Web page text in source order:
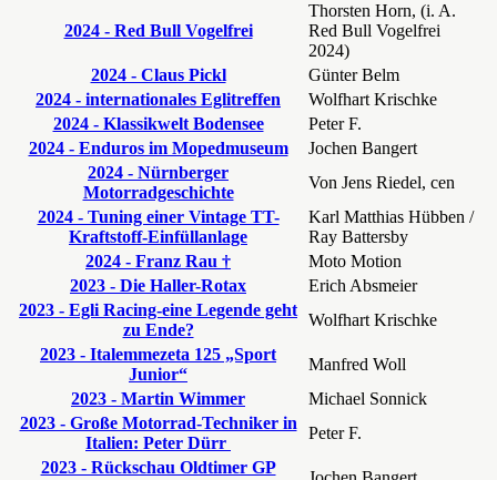
2024 - Red Bull Vogelfrei
Thorsten Horn, (i. A.
Red Bull Vogelfrei
2024)
2024 - Claus Pickl
Günter Belm
2024 - internationales Eglitreffen
Wolfhart Krischke
2024 - Klassikwelt Bodensee
Peter F.
2024 - Enduros im Mopedmuseum
Jochen Bangert
2024 - Nürnberger
Motorradgeschichte
Von Jens Riedel, cen
2024 - Tuning einer Vintage TT-
Kraftstoff-Einfüllanlage
Karl Matthias Hübben /
Ray Battersby
2024 - Franz Rau †
Moto Motion
2023 - Die Haller-Rotax
Erich Absmeier
2023 - Egli Racing-eine Legende geht
zu Ende?
Wolfhart Krischke
2023 - Italemmezeta 125 „Sport
Junior“
Manfred Woll
2023 - Martin Wimmer
Michael Sonnick
2023 - Große Motorrad-Techniker in
Italien: Peter Dürr
Peter F.
2023 - Rückschau Oldtimer GP